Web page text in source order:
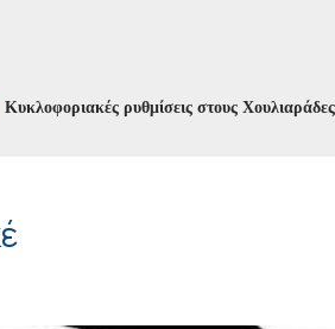
ρυθμίσεις στους Χουλιαράδες